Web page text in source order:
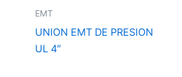
EMT
UNION EMT DE PRESION
UL 4″